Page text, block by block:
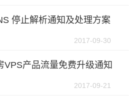
停止解析通知及处理方案
2017-09-30
VPS产品流量免费升级通知
2017-09-21